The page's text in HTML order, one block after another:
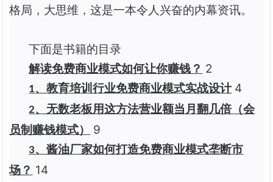
格局，大思维，这是一本令人兴奋的内幕资讯。
下面是书籍的目录
解读免费商业模式如何让你赚钱？ 2
1、教育培训行业免费商业模式实战设计 4
2、无数老板用这方法营业额当月翻几倍（会
员制赚钱模式）
9
3、酱油厂家如何打造免费商业模式垄断市
场？ 14